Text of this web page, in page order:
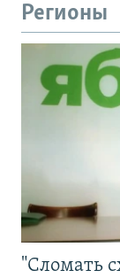
Регионы
"Сломать